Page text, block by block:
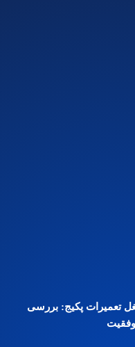
تعمیرات پکیج: بررسی